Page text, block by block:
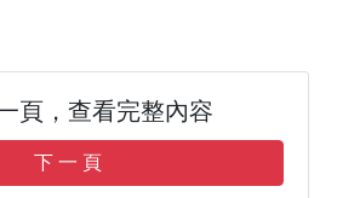
頁，查看完整內容
下 一 頁